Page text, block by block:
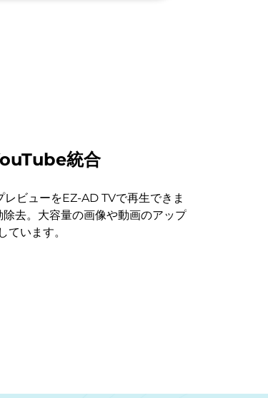
統合
ビューをEZ-AD TVで再生できま
去。大容量の画像や動画のアップ
ています。